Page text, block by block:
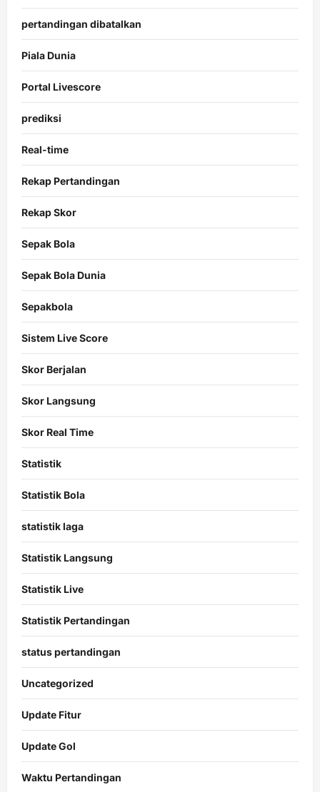
pertandingan dibatalkan
Piala Dunia
Portal Livescore
prediksi
Real-time
Rekap Pertandingan
Rekap Skor
Sepak Bola
Sepak Bola Dunia
Sepakbola
Sistem Live Score
Skor Berjalan
Skor Langsung
Skor Real Time
Statistik
Statistik Bola
statistik laga
Statistik Langsung
Statistik Live
Statistik Pertandingan
status pertandingan
Uncategorized
Update Fitur
Update Gol
Waktu Pertandingan